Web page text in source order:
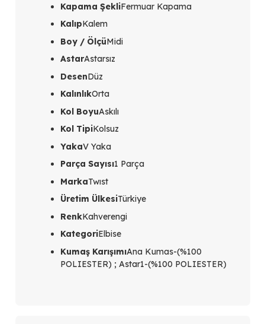
Kapama ŞekliFermuar Kapama
KalıpKalem
Boy / ÖlçüMidi
AstarAstarsız
DesenDüz
KalınlıkOrta
Kol BoyuAskılı
Kol TipiKolsuz
YakaV Yaka
Parça Sayısı1 Parça
MarkaTwıst
Üretim ÜlkesiTürkiye
RenkKahverengi
KategoriElbise
Kumaş KarışımıAna Kumas-(%100
POLIESTER) ; Astar1-(%100 POLIESTER)